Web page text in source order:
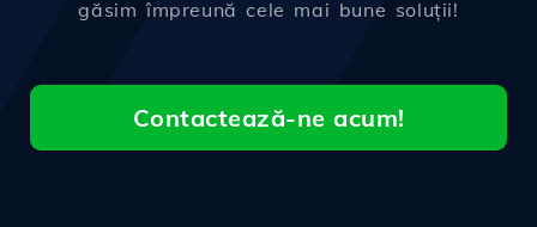
găsim împreună cele mai bune soluții!
Contactează-ne acum!